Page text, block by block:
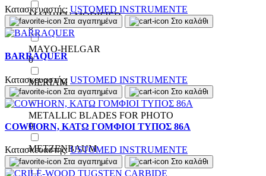
MATHIEU MODIFIED
0
MAYO-HELGAR
0
MERIAM
0
METALLIC BLADES FOR PHOTO
0
METZENBAUM
0
Κατασκευαστής: USTOMED INSTRUMENTE
Στα αγαπημένα Στο καλάθι
BARRAQUER
Κατασκευαστής: USTOMED INSTRUMENTE
Στα αγαπημένα Στο καλάθι
COWHORN, ΚΑΤΩ ΓΟΜΦΙΟΙ ΤΥΠΟΣ 86Α
Κατασκευαστής:USTOMED INSTRUMENTE
Στα αγαπημένα Στο καλάθι